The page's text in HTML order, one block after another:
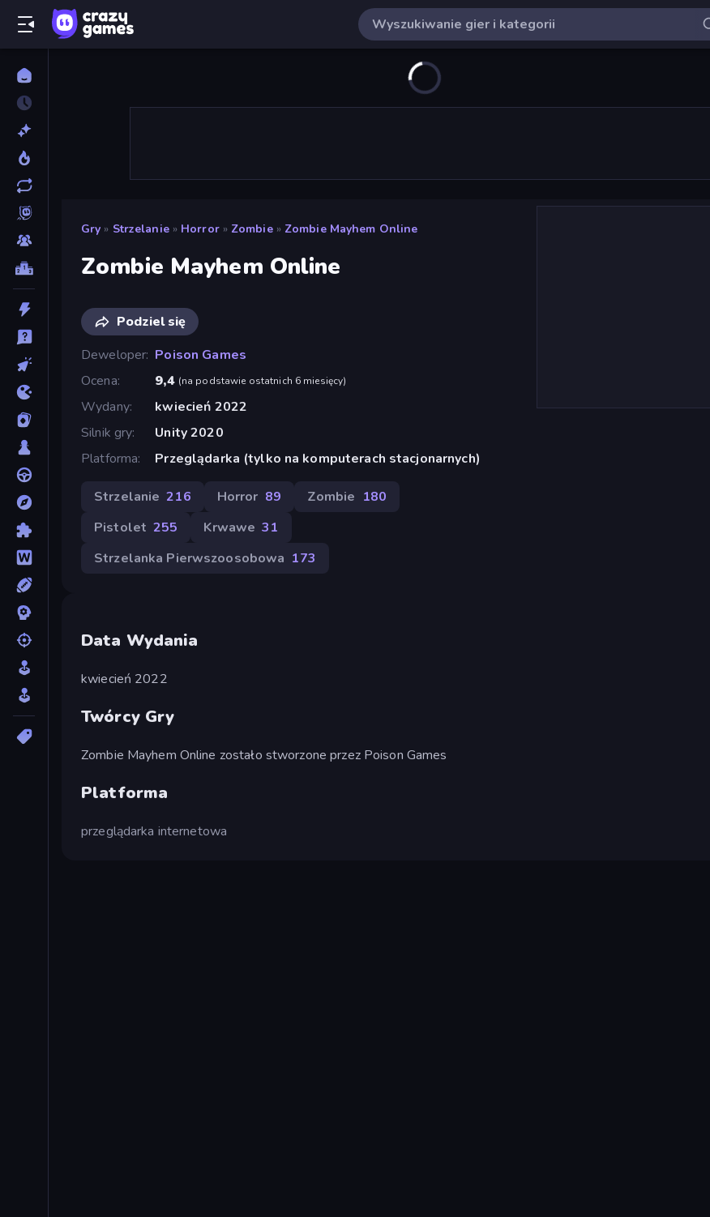
Gry » Strzelanie » Horror » Zombie » Zombie Mayhem Online
Zombie Mayhem Online
Podziel się
Deweloper Poison Games
Ocena
9,4 (na podstawie ostatnich 6 miesięcy)
Wydany
kwiecień 2022
Silnik gry
Unity 2020
Platforma
Przeglądarka (tylko na komputerach stacjonarnych)
Strzelanie 216 Horror 89 Zombie 180
Pistolet 255 Krwawe 31
Strzelanka Pierwszoosobowa 173
Data Wydania
kwiecień 2022
Twórcy Gry
Zombie Mayhem Online zostało stworzone przez Poison Games
Platforma
przeglądarka internetowa